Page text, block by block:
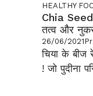
HEALTHY
Chia
तत्व और
26/06/2021
चिया के बीज
! जो पुदीना